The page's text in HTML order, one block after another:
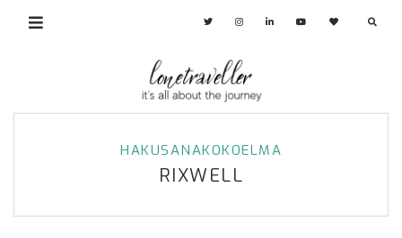
HAKUSANAKOKOELMA
RIXWELL